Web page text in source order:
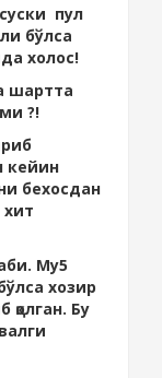
пул
бўлса
холос!
шартта
?!
кейин
бехосдан
хит
Му5
хозир
Бу